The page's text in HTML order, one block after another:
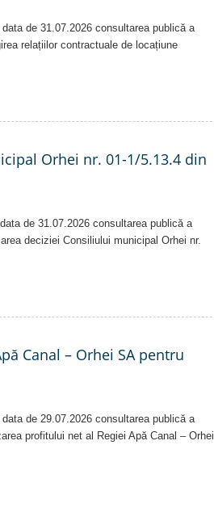
de 31.07.2026 consultarea publică a
relațiilor contractuale de locațiune
Orhei nr. 01-1/5.13.4 din
de 31.07.2026 consultarea publică a
deciziei Consiliului municipal Orhei nr.
Canal – Orhei SA pentru
de 29.07.2026 consultarea publică a
profitului net al Regiei Apă Canal – Orhei